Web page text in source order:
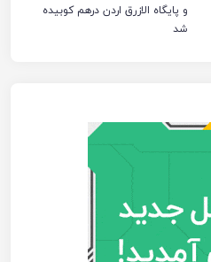
و پایگاه الازرق اردن درهم کوبیده
شد